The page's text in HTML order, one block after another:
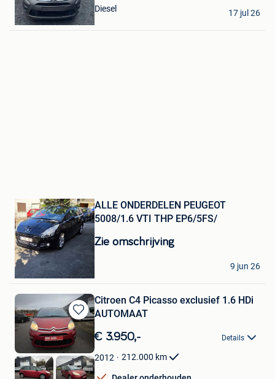
Diesel
Z&Z Business
Sint-Pieters-Leeuw
17 jul 26
Mijn
Favorieten
ALLE ONDERDELEN PEUGEOT
5008/1.6 VTI THP EP6/5FS/
Zie omschrijving
I
Mechelen
9 jun 26
Bewaren
in
Mijn
Favorieten
Citroen C4 Picasso exclusief 1.6 HDi
AUTOMAAT
€ 3.950,- Details
2012 212.000 km